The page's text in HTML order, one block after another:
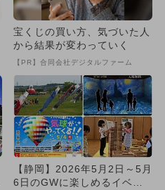
宝くじの買い方、気づいた人
から結果が変わっていく
【PR】合同会社デジタルファーム
【静岡】2026年5月2日～5月
6日のGWに楽しめるイベン